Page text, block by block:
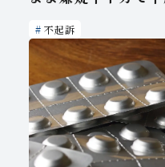
不起訴